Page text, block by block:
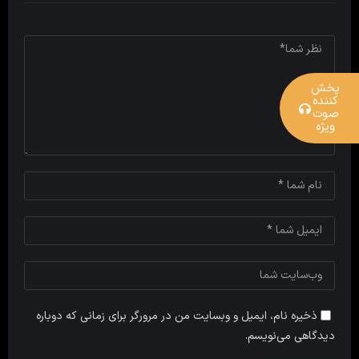
ذخیره نام، ایمیل و وبسایت من در مرورگر برای زمانی که دوباره
دیدگاهی می‌نویسم.
پخش
کننده
صوت
ویژه